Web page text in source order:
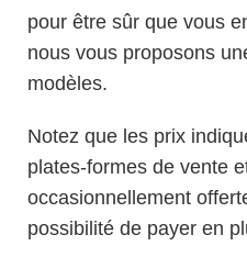
pour être sûr que vous
nous vous proposons
modèles.
Notez que les prix
plates-formes de vente
occasionnellement
possibilité de payer en